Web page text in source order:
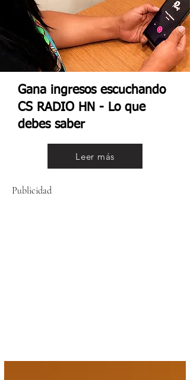
Gana ingresos escuchando
CS RADIO HN - Lo que
debes saber
Leer más
Publicidad